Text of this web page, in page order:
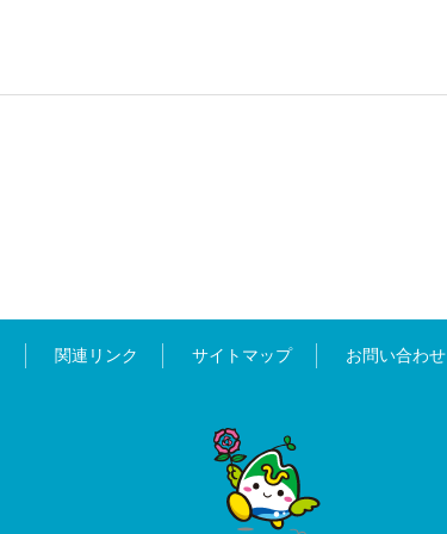
関連リンク サイトマップ お問い合わせ